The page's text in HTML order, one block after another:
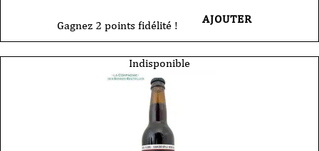
Gagnez 2 points fidélité ! AJOUTER
Indisponible